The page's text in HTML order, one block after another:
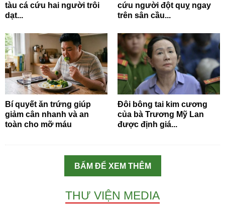
tàu cá cứu hai người trôi
dạt...
cứu người đột quỵ ngay
trên sân cầu...
Bí quyết ăn trứng giúp
giảm cân nhanh và an
toàn cho mỡ máu
Đôi bông tai kim cương
của bà Trương Mỹ Lan
được định giá...
BẤM ĐỂ XEM THÊM
THƯ VIỆN MEDIA